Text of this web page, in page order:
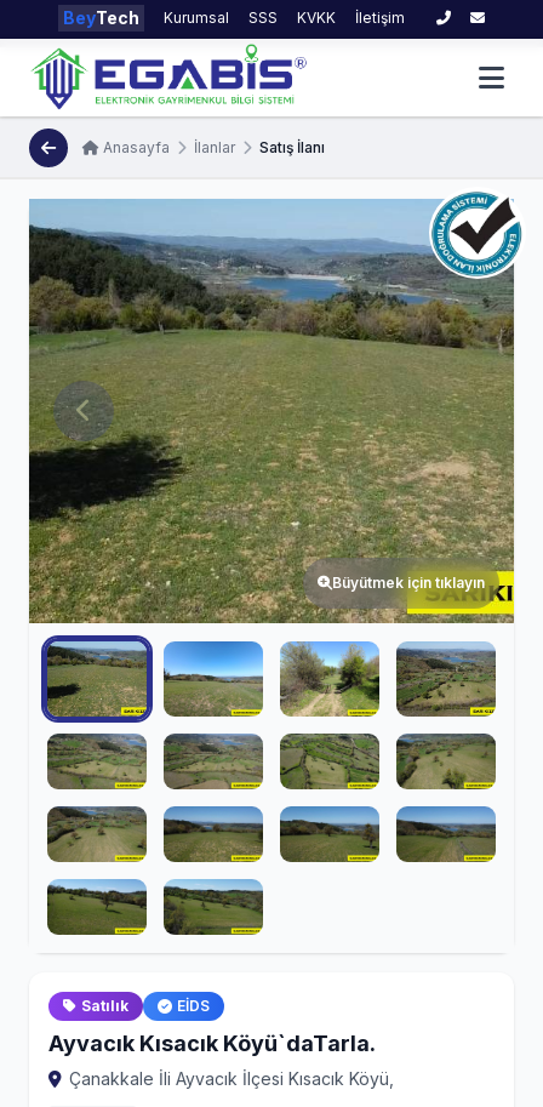
BeyTech Kurumsal SSS KVKK İletişim
Anasayfa İlanlar Satış İlanı
Büyütmek için tıklayın
Satılık EİDS
Ayvacık Kısacık Köyü`daTarla.
Çanakkale İli Ayvacık İlçesi Kısacık Köyü,